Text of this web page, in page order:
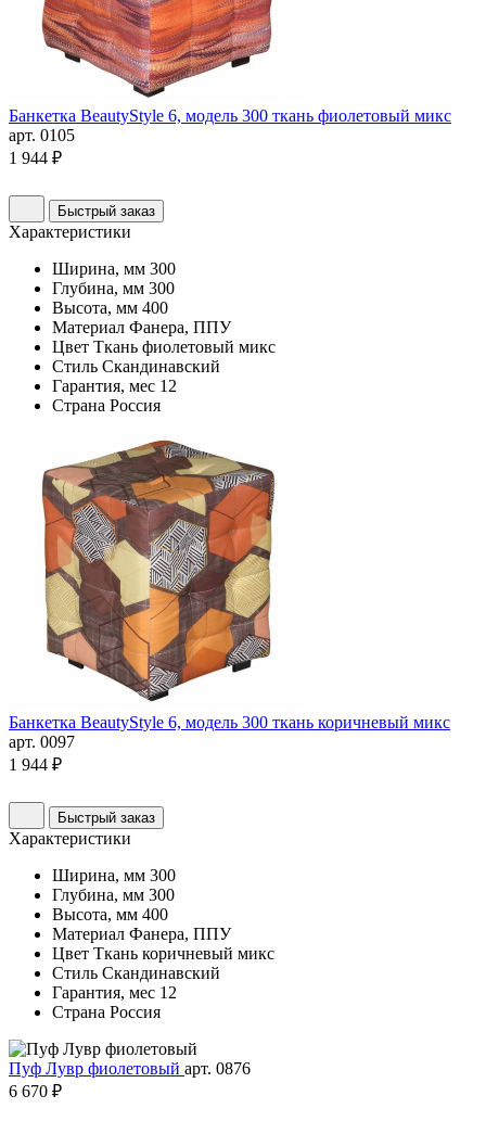
Банкетка BeautyStyle 6, модель 300 ткань фиолетовый микс
арт. 0105
1 944 ₽
Быстрый заказ
Характеристики
Ширина, мм 300
Глубина, мм 300
Высота, мм 400
Материал Фанера, ППУ
Цвет Ткань фиолетовый микс
Стиль Скандинавский
Гарантия, мес 12
Страна Россия
Банкетка BeautyStyle 6, модель 300 ткань коричневый микс
арт. 0097
1 944 ₽
Быстрый заказ
Характеристики
Ширина, мм 300
Глубина, мм 300
Высота, мм 400
Материал Фанера, ППУ
Цвет Ткань коричневый микс
Стиль Скандинавский
Гарантия, мес 12
Страна Россия
Пуф Лувр фиолетовый арт. 0876
6 670 ₽